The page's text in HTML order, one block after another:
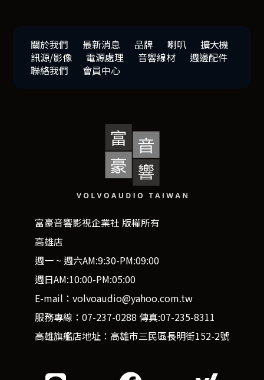
關於我們 最新消息 品牌 喇叭
擴大機
訊源/影像
電源處理 音響線材
週邊配件
聯絡我們
會員中心
富豪音響影視企業社 版權所有
高雄店
週一 ~ 週六AM:9:30-PM:09:00
週日AM:10:00-PM:05:00
E-mail：volvoaudio@yahoo.com.tw
服務專線：07-237-0288 傳真:07-235-8311
高雄旗艦店地址：高雄市三民區長明街152-2號